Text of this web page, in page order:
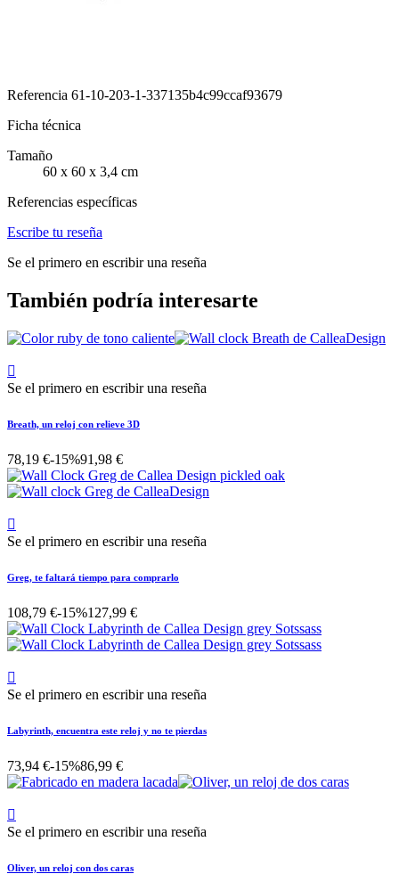
Referencia 61-10-203-1-337135b4c99ccaf93679
Ficha técnica
Tamaño
60 x 60 x 3,4 cm
Referencias específicas
Escribe tu reseña
Se el primero en escribir una reseña
También podría interesarte

Se el primero en escribir una reseña
Breath, un reloj con relieve 3D
78,19 €-15%91,98 €

Se el primero en escribir una reseña
Greg, te faltará tiempo para comprarlo
108,79 €-15%127,99 €

Se el primero en escribir una reseña
Labyrinth, encuentra este reloj y no te pierdas
73,94 €-15%86,99 €

Se el primero en escribir una reseña
Oliver, un reloj con dos caras